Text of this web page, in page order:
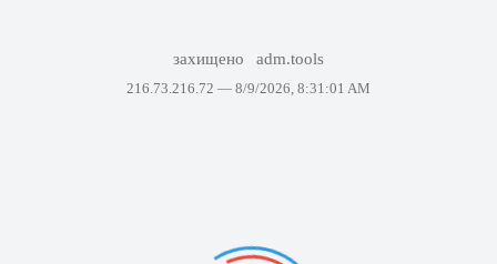
захищено adm.tools
216.73.216.72 — 8/9/2026, 8:31:01 AM